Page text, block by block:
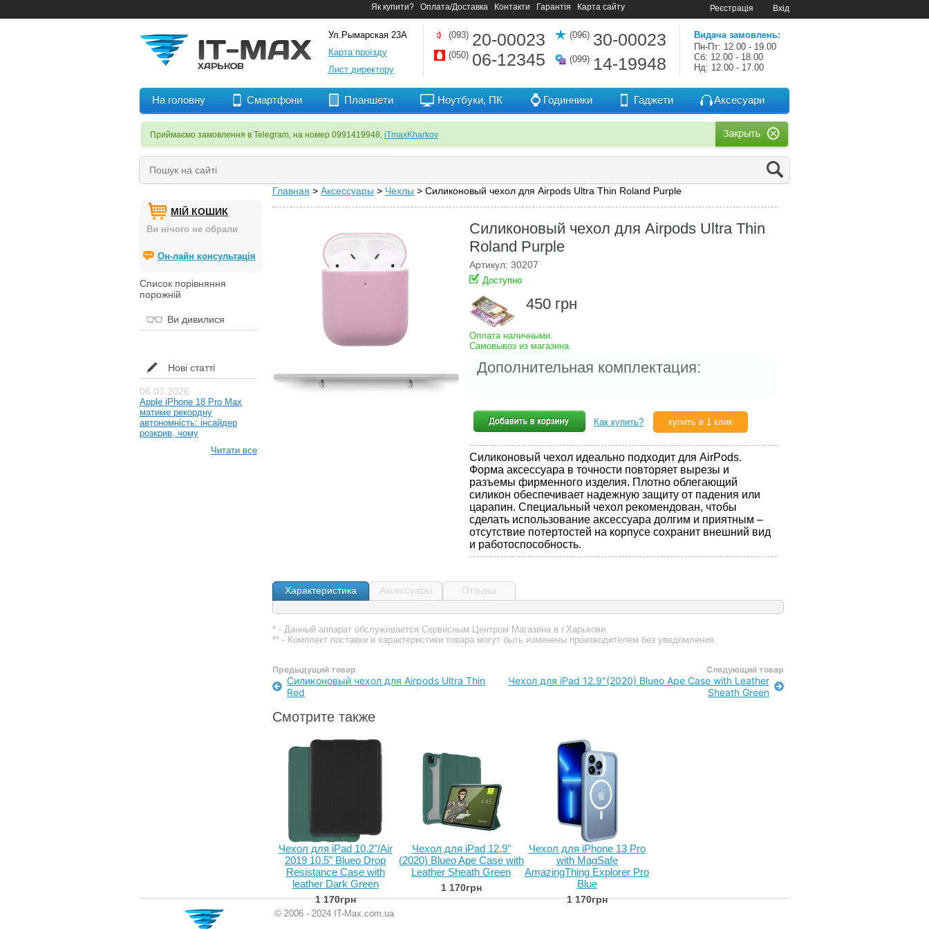
Як купити? Оплата/Доставка Контакти Гарантія Карта сайту Реєстрація Вхід
Ул.Рымарская 23А
Карта проїзду
Лист директору
(093) 20-00023
(050) 06-12345
(096) 30-00023
(099) 14-19948
Видача замовлень:
Пн-Пт: 12.00 - 19.00
Сб: 12.00 - 18.00
Нд: 12.00 - 17.00
На головну Смартфони Планшети Ноутбуки, ПК Годинники Гаджети Аксесуари
Приймаємо замовлення в Telegram, на номер 0991419948, iTmaxKharkov
МІЙ КОШИК
Ви нічого не обрали
Он-лайн консультація
Список порівняння
порожній
Ви дивилися
Нові статті
06.07.2026
Apple iPhone 18 Pro Max
матиме рекордну
автономність: інсайдер
розкрив, чому
Читати все
Главная > Аксессуары > Чехлы > Силиконовый чехол для Airpods Ultra Thin Roland Purple
Силиконовый чехол для Airpods Ultra Thin
Roland Purple
Артикул: 30207
Доступно
450 грн
Оплата наличными.
Самовывоз из магазина.
Дополнительная комплектация:
Как купить? купить в 1 клик
Силиконовый чехол идеально подходит для AirPods.
Форма аксессуара в точности повторяет вырезы и
разъемы фирменного изделия. Плотно облегающий
силикон обеспечивает надежную защиту от падения или
царапин. Специальный чехол рекомендован, чтобы
сделать использование аксессуара долгим и приятным –
отсутствие потертостей на корпусе сохранит внешний вид
и работоспособность.
Характеристика Аксессуары Отзывы
* - Данный аппарат обслуживается Сервисным Центром Магазина в г.Харькове.
** - Комплект поставки и характеристики товара могут быть изменены производителем без уведомления.
Предыдущий товар
Силиконовый чехол для Airpods Ultra Thin
Red
Следующий товар
Чехол для iPad 12.9"(2020) Blueo Ape Case with Leather
Sheath Green
Смотрите также
Чехол для iPad 10.2"/Air
2019 10.5" Blueo Drop
Resistance Case with
leather Dark Green
1 170грн
Чехол для iPad 12.9"
(2020) Blueo Ape Case with
Leather Sheath Green
1 170грн
Чехол для iPhone 13 Pro
with MagSafe
AmazingThing Explorer Pro
Blue
1 170грн
© 2006 - 2024 IT-Max.com.ua